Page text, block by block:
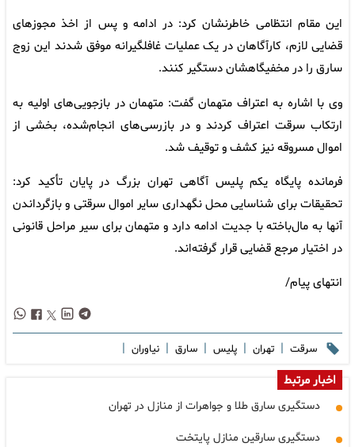
این مقام انتظامی خاطرنشان کرد: در ادامه و پس از اخذ مجوزهای
قضایی لازم، کارآگاهان در یک عملیات غافلگیرانه موفق شدند این زوج
سارق را در مخفیگاهشان دستگیر کنند.
وی با اشاره به اعتراف متهمان گفت: متهمان در بازجویی‌های اولیه به
ارتکاب سرقت اعتراف کردند و در بازرسی‌های انجام‌شده، بخشی از
اموال مسروقه نیز کشف و توقیف شد.
فرمانده پایگاه یکم پلیس آگاهی تهران بزرگ در پایان تأکید کرد:
تحقیقات برای شناسایی محل نگهداری سایر اموال سرقتی و بازگرداندن
آنها به مال‌باخته با جدیت ادامه دارد و متهمان برای سیر مراحل قانونی
در اختیار مرجع قضایی قرار گرفته‌اند.
انتهای پیام/
سرقت | تهران | پلیس | سارق | نیاوران |
اخبار مرتبط
دستگیری سارق طلا و جواهرات از منازل در تهران
دستگیری سارقین منازل پایتخت